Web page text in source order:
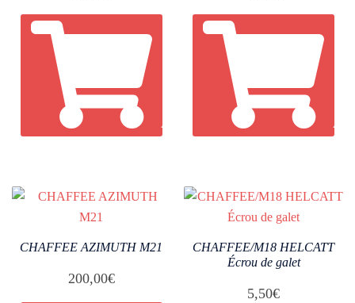
AJOUTER AU PANIER
CHAFFEE AZIMUTH M21
200,00€
CHAFFEE/M18 HELCATT
Écrou de galet
5,50€